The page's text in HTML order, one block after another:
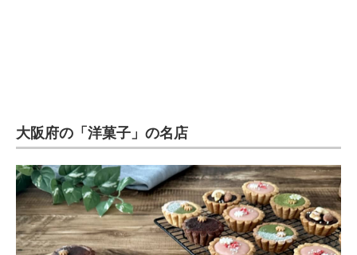
ちょっと気になるネットの話題
大阪府の「洋菓子」の名店